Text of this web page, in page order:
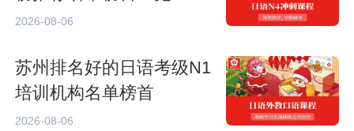
2026-08-06
苏州排名好的日语考级N1
培训机构名单榜首
2026-08-06